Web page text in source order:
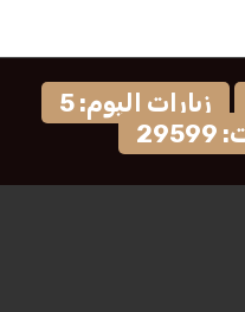
زيارات اليوم: 5